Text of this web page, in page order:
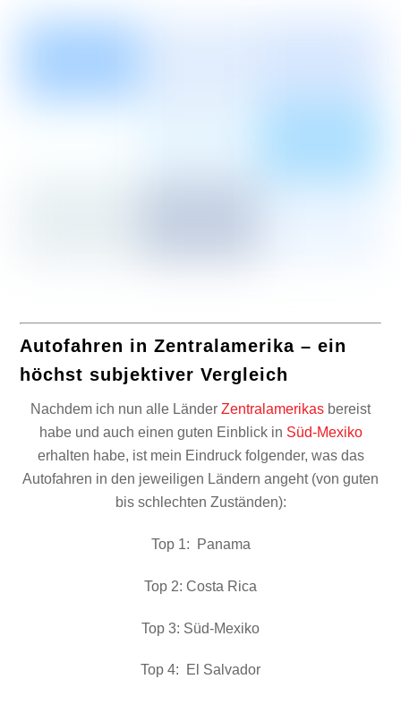
Autofahren in Zentralamerika – ein
höchst subjektiver Vergleich
Nachdem ich nun alle Länder Zentralamerikas bereist
habe und auch einen guten Einblick in Süd-Mexiko
erhalten habe, ist mein Eindruck folgender, was das
Autofahren in den jeweiligen Ländern angeht (von guten
bis schlechten Zuständen):
Top 1: Panama
Top 2: Costa Rica
Top 3: Süd-Mexiko
Top 4: El Salvador